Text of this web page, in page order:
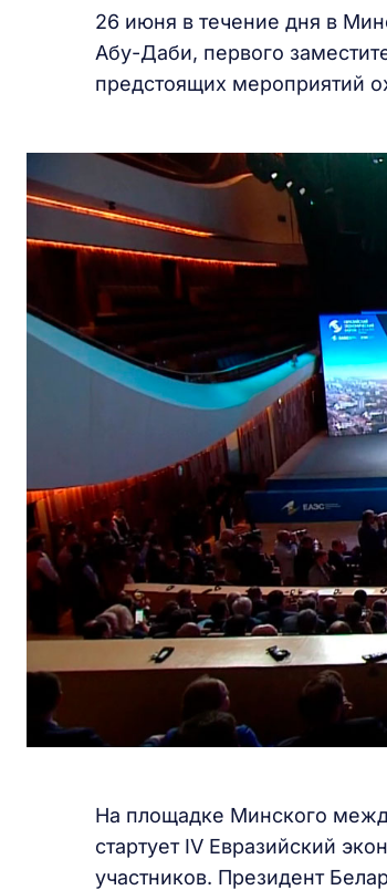
26 июня в течение дня в
Абу-Даби, первого
предстоящих мероприятий
На площадке Минского
стартует IV Евразийский
участников. Президент